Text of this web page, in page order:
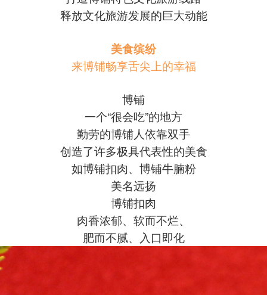
释放文化旅游发展的巨大动能
美食缤纷
来博铺畅享舌尖上的幸福
博铺
一个“很会吃”的地方
勤劳的博铺人依靠双手
创造了许多极具代表性的美食
如博铺扣肉、博铺牛腩粉
美名远扬
博铺扣肉
肉香浓郁、软而不烂、
肥而不腻、入口即化